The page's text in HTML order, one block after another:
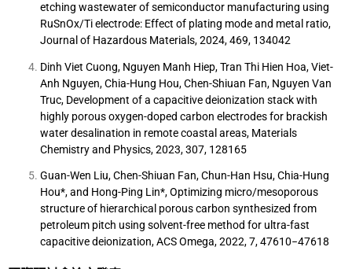
etching wastewater of semiconductor manufacturing using
RuSnOx/Ti electrode: Effect of plating mode and metal ratio,
Journal of Hazardous Materials, 2024, 469, 134042
Dinh Viet Cuong, Nguyen Manh Hiep, Tran Thi Hien Hoa, Viet-
Anh Nguyen, Chia-Hung Hou, Chen-Shiuan Fan, Nguyen Van
Truc, Development of a capacitive deionization stack with
highly porous oxygen-doped carbon electrodes for brackish
water desalination in remote coastal areas, Materials
Chemistry and Physics, 2023, 307, 128165
Guan-Wen Liu, Chen-Shiuan Fan, Chun-Han Hsu, Chia-Hung
Hou*, and Hong-Ping Lin*, Optimizing micro/mesoporous
structure of hierarchical porous carbon synthesized from
petroleum pitch using solvent-free method for ultra-fast
capacitive deionization, ACS Omega, 2022, 7, 47610−47618